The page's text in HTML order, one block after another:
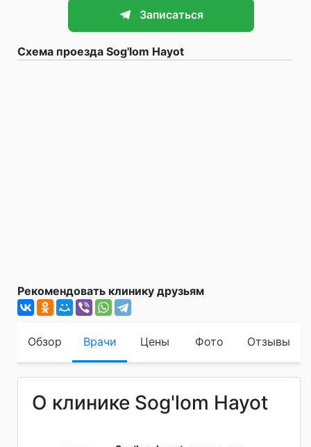
Записаться
Схема проезда Sog'lom Hayot
Рекомендовать клинику друзьям
Обзор Врачи Цены Фото Отзывы
О клинике Sog'lom Hayot